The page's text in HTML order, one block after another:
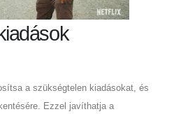
a szükségtelen kiadásokat, és
Ezzel javíthatja a